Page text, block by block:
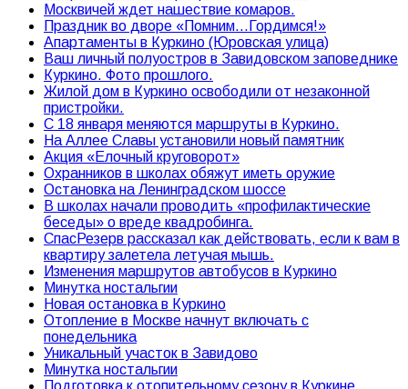
Москвичей ждет нашествие комаров.
Праздник во дворе «Помним…Гордимся!»
Апартаменты в Куркино (Юровская улица)
Ваш личный полуостров в Завидовском заповеднике
Куркино. Фото прошлого.
Жилой дом в Куркино освободили от незаконной
пристройки.
С 18 января меняются маршруты в Куркино.
На Аллее Славы установили новый памятник
Акция «Елочный круговорот»
Охранников в школах обяжут иметь оружие
Остановка на Ленинградском шоссе
В школах начали проводить «профилактические
беседы» о вреде квадробинга.
СпасРезерв рассказал как действовать, если к вам в
квартиру залетела летучая мышь.
Изменения маршрутов автобусов в Куркино
Минутка ностальгии
Новая остановка в Куркино
Отопление в Москве начнут включать с
понедельника
Уникальный участок в Завидово
Минутка ностальгии
Подготовка к отопительному сезону в Куркине